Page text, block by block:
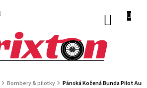
Bombery & pilotky Pánská Kožená Bunda Pilot